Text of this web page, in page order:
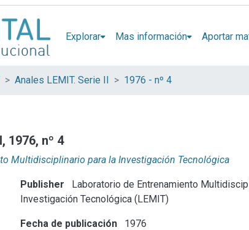
Explorar Mas información Aportar
Anales LEMIT. Serie II 1976 - nº 4
1976, nº 4
Multidisciplinario para la Investigación Tecnológica
Publisher
Laboratorio de Entrenamiento
Investigación Tecnológica (LEMIT)
Fecha de publicación 1976